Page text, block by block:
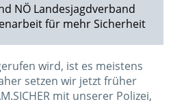
NÖ Landesjagdverband
für mehr Sicherheit
wird, ist es meistens
setzen wir jetzt früher
mit unserer Polizei,